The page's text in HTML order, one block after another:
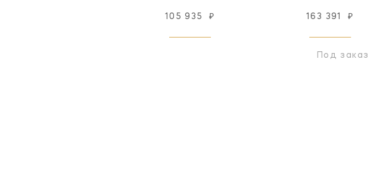
105 935 ₽ 163 391 ₽
Под заказ